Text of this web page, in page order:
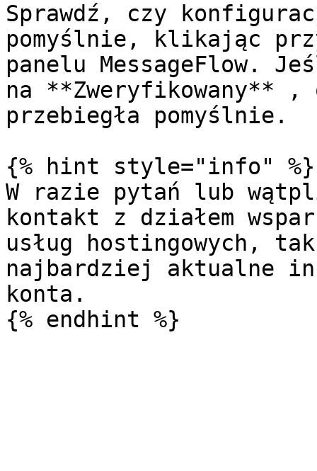
Sprawdź, czy
pomyślnie, klikając
panelu MessageFlow.
na **Zweryfikowany**
przebiegła pomyślnie.
{% hint style="info" %}
W razie pytań lub
kontakt z działem
usług hostingowych,
najbardziej aktualne
konta.